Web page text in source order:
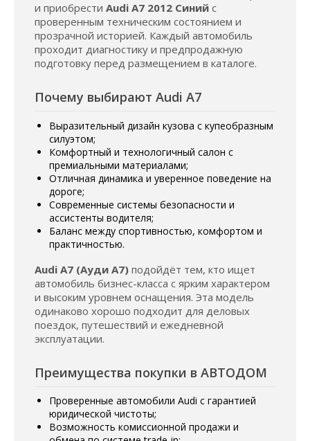
и приобрести Audi A7 2012 Синий с
проверенным техническим состоянием и
прозрачной историей. Каждый автомобиль
проходит диагностику и предпродажную
подготовку перед размещением в каталоге.
Почему выбирают Audi A7
Выразительный дизайн кузова с купеобразным
силуэтом;
Комфортный и технологичный салон с
премиальными материалами;
Отличная динамика и уверенное поведение на
дороге;
Современные системы безопасности и
ассистенты водителя;
Баланс между спортивностью, комфортом и
практичностью.
Audi A7 (Ауди А7) подойдёт тем, кто ищет
автомобиль бизнес-класса с ярким характером
и высоким уровнем оснащения. Эта модель
одинаково хорошо подходит для деловых
поездок, путешествий и ежедневной
эксплуатации.
Преимущества покупки в АВТОДОМ
Проверенные автомобили Audi с гарантией
юридической чистоты;
Возможность комиссионной продажи и